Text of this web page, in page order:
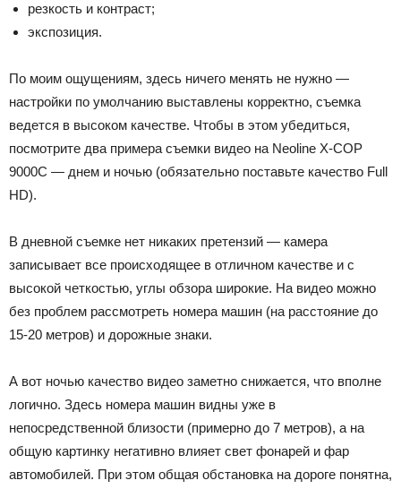
резкость и контраст;
экспозиция.
По моим ощущениям, здесь ничего менять не нужно —
настройки по умолчанию выставлены корректно, съемка
ведется в высоком качестве. Чтобы в этом убедиться,
посмотрите два примера съемки видео на Neoline X-COP
9000C — днем и ночью (обязательно поставьте качество Full
HD).
В дневной съемке нет никаких претензий — камера
записывает все происходящее в отличном качестве и с
высокой четкостью, углы обзора широкие. На видео можно
без проблем рассмотреть номера машин (на расстояние до
15-20 метров) и дорожные знаки.
А вот ночью качество видео заметно снижается, что вполне
логично. Здесь номера машин видны уже в
непосредственной близости (примерно до 7 метров), а на
общую картинку негативно влияет свет фонарей и фар
автомобилей. При этом общая обстановка на дороге понятна,